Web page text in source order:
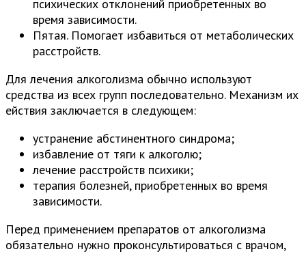
психических отклонений приобретенных во
время зависимости.
Пятая. Помогает избавиться от метаболических
расстройств.
Для лечения алкоголизма обычно используют
средства из всех групп последовательно. Механизм их
ействия заключается в следующем:
устранение абстинентного синдрома;
избавление от тяги к алкоголю;
лечение расстройств психики;
терапия болезней, приобретенных во время
зависимости.
Перед применением препаратов от алкоголизма
обязательно нужно проконсультироваться с врачом,